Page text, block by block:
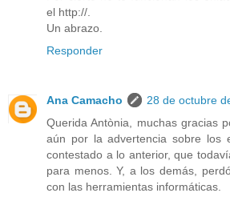
el http://.
Un abrazo.
Responder
Ana Camacho
28 de octubre
Querida Antònia, muchas gracias
aún por la advertencia sobre los
contestado a lo anterior, que
para menos. Y, a los demás,
con las herramientas informáticas.